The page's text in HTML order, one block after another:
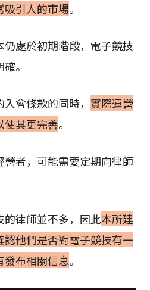
吸引人的市場。
處於初期階段，電子競技
。
會條款的同時， 實際運營
使其更完善。
者，可能需要定期向律師
的律師並不多，因此本所建
他們是否對電子競技有一
發布相關信息。